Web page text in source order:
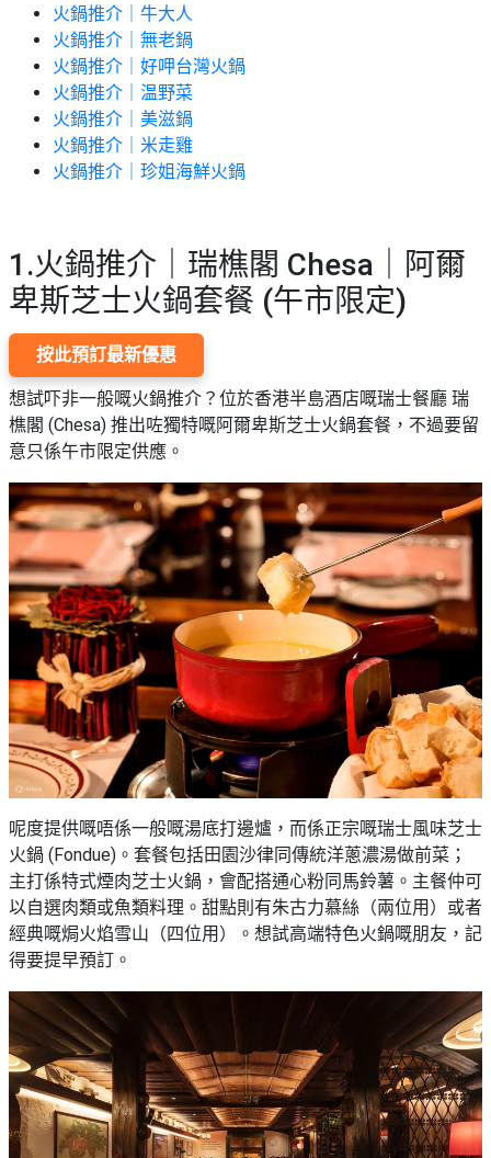
品
即
食
即
煮
系
會
及
拖
餐
廳
BBQ
場
地
新
奇
玩
樂
體
驗
手
作
工
作
坊
戶
外
玩
艇
出
租
親
子
活
動
侶
心
願
清
單
好
去
#
場
地
#
蛋
行
山
#
郊
遊
#
野
餐
#
沙
灘
#
露
營
水
上
活
動
#
散
水
餅
#18
區
美
食
火鍋推介｜牛大人
火鍋推介｜無老鍋
火鍋推介｜好呷台灣火鍋
火鍋推介｜温野菜
火鍋推介｜美滋鍋
火鍋推介｜米走雞
火鍋推介｜珍姐海鮮火鍋
1.火鍋推介｜瑞樵閣 Chesa｜阿爾
卑斯芝士火鍋套餐 (午市限定)
按此預訂最新優惠
想試吓非一般嘅火鍋推介？位於香港半島酒店嘅瑞士餐廳 瑞
樵閣 (Chesa) 推出咗獨特嘅阿爾卑斯芝士火鍋套餐，不過要留
意只係午市限定供應。
呢度提供嘅唔係一般嘅湯底打邊爐，而係正宗嘅瑞士風味芝士
火鍋 (Fondue)。套餐包括田園沙律同傳統洋蔥濃湯做前菜；
主打係特式煙肉芝士火鍋，會配搭通心粉同馬鈴薯。主餐仲可
以自選肉類或魚類料理。甜點則有朱古力慕絲（兩位用）或者
經典嘅焗火焰雪山（四位用）。想試高端特色火鍋嘅朋友，記
得要提早預訂。